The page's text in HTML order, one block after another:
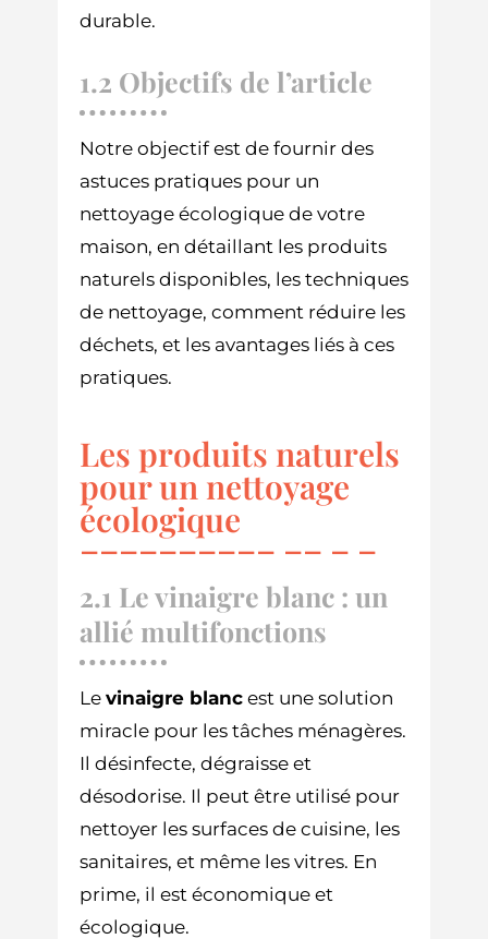
durable.
1.2 Objectifs de l’article
Notre objectif est de fournir des
astuces pratiques pour un
nettoyage écologique de votre
maison, en détaillant les produits
naturels disponibles, les techniques
de nettoyage, comment réduire les
déchets, et les avantages liés à ces
pratiques.
Les produits naturels
pour un nettoyage
écologique
2.1 Le vinaigre blanc : un
allié multifonctions
Le vinaigre blancest une solution
miracle pour les tâches ménagères.
Il désinfecte, dégraisse et
désodorise. Il peut être utilisé pour
nettoyer les surfaces de cuisine, les
sanitaires, et même les vitres. En
prime, il est économique et
écologique.